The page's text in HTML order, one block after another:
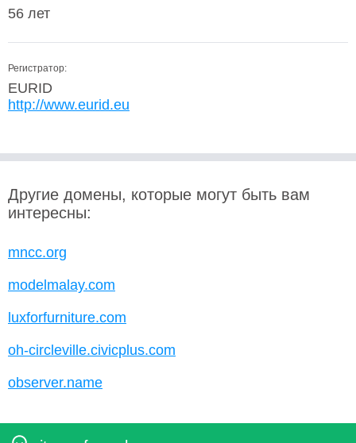
56 лет
Регистратор:
EURID
http://www.eurid.eu
Другие домены, которые могут быть вам
интересны:
mncc.org
modelmalay.com
luxforfurniture.com
oh-circleville.civicplus.com
observer.name